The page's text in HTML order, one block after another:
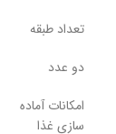
تعداد طبقه
دو عدد
امکانات آماده
سازی غذا